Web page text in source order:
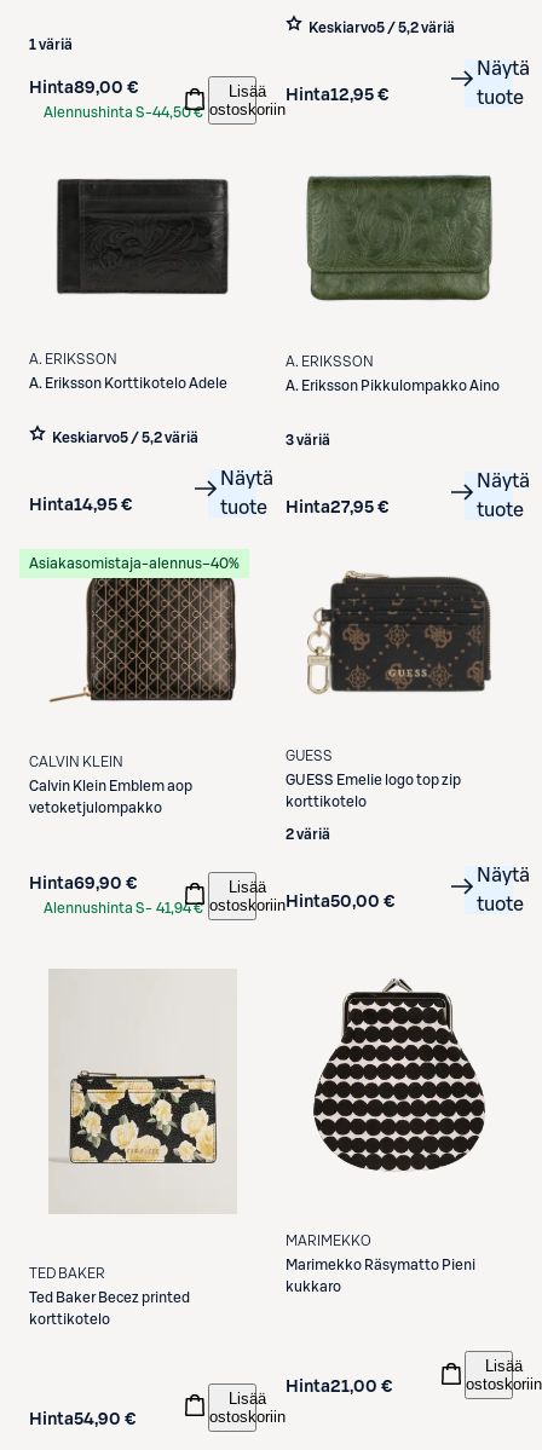
1 väriä
Hinta89,00 €
Alennushinta S-44,50 €
Lisää
ostoskoriin
Keskiarvo5 / 5,2 väriä
Hinta12,95 €
Näytä
tuote
A. ERIKSSON
A. Eriksson Korttikotelo Adele
Keskiarvo5 / 5,2 väriä
Hinta14,95 €
Näytä
tuote
A. ERIKSSON
A. Eriksson Pikkulompakko Aino
3 väriä
Hinta27,95 €
Näytä
tuote
Asiakasomistaja-alennus−40%
CALVIN KLEIN
Calvin Klein Emblem aop
vetoketjulompakko
Hinta69,90 €
Alennushinta S- 41,94 €
Lisää
ostoskoriin
GUESS
GUESS Emelie logo top zip
korttikotelo
2 väriä
Hinta50,00 €
Näytä
tuote
TED BAKER
Ted Baker Becez printed
korttikotelo
Hinta54,90 €
Lisää
ostoskoriin
MARIMEKKO
Marimekko Räsymatto Pieni
kukkaro
Hinta21,00 €
Lisää
ostoskoriin